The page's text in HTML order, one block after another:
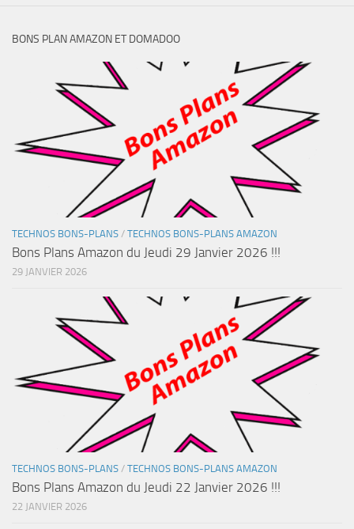
BONS PLAN AMAZON ET DOMADOO
TECHNOS BONS-PLANS / TECHNOS BONS-PLANS AMAZON
Bons Plans Amazon du Jeudi 29 Janvier 2026 !!!
29 JANVIER 2026
TECHNOS BONS-PLANS / TECHNOS BONS-PLANS AMAZON
Bons Plans Amazon du Jeudi 22 Janvier 2026 !!!
22 JANVIER 2026